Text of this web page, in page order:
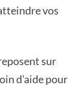
vos
sur
d'aide pour